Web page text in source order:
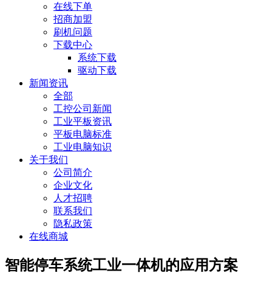
在线下单
招商加盟
刷机问题
下载中心
系统下载
驱动下载
新闻资讯
全部
工控公司新闻
工业平板资讯
平板电脑标准
工业电脑知识
关于我们
公司简介
企业文化
人才招聘
联系我们
隐私政策
在线商城
智能停车系统工业一体机的应用方案